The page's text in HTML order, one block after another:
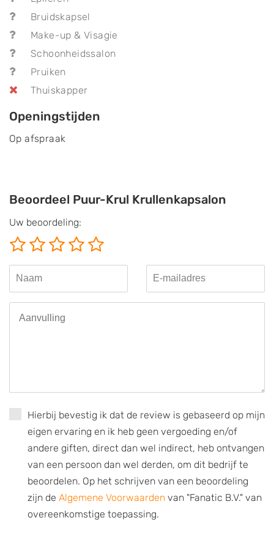
Bruidskapsel
Make-up & Visagie
Schoonheidssalon
Pruiken
Thuiskapper
Openingstijden
Op afspraak
Beoordeel Puur-Krul Krullenkapsalon
Uw beoordeling:
Hierbij bevestig ik dat de review is gebaseerd op mijn
eigen ervaring en ik heb geen vergoeding en/of
andere giften, direct dan wel indirect, heb ontvangen
van een persoon dan wel derden, om dit bedrijf te
beoordelen. Op het schrijven van een beoordeling
zijn de Algemene Voorwaarden van "Fanatic B.V." van
overeenkomstige toepassing.